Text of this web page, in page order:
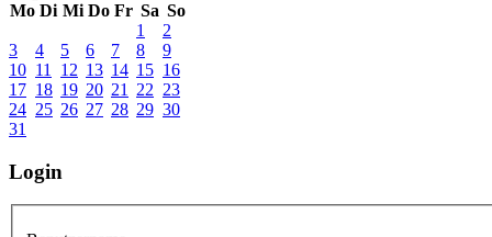
Mo Di Mi Do Fr Sa So
1
2
3
4 5 6 7 8
9
10 11 12 13 14 15 16
17 18 19 20 21 22 23
24 25 26 27 28 29 30
31
Login